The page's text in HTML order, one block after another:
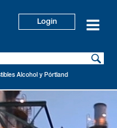
Alcohol y Pórtland
Login